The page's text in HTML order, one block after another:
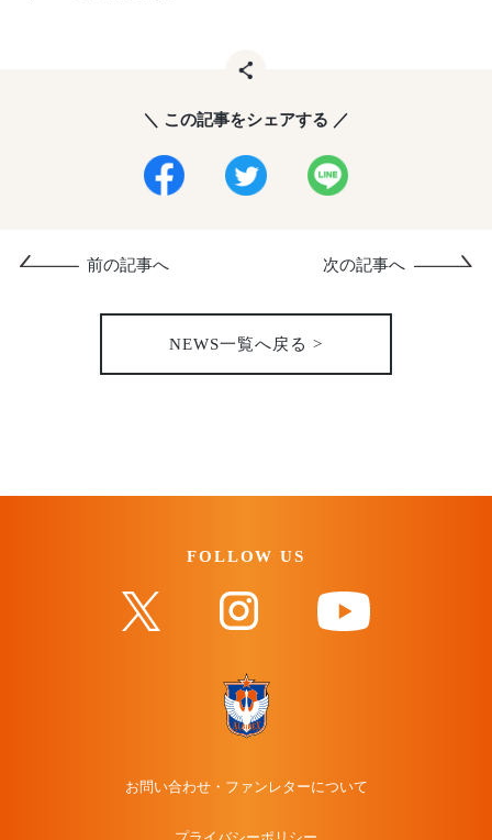
＼ この記事をシェアする ／
NEWS一覧へ戻る >
前の記事へ 次の記事へ
FOLLOW US
お問い合わせ・ファンレターについて